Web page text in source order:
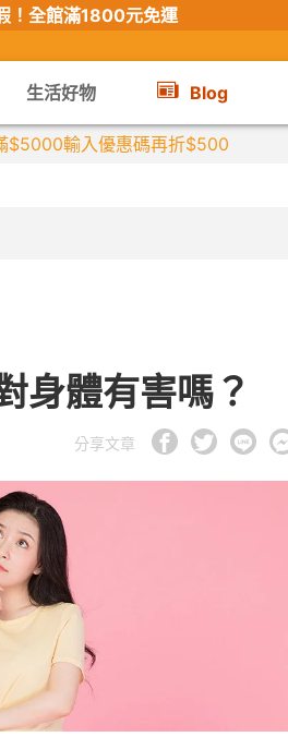
！ 全館滿1800元免運
生活好物 Blog
2件涼感衣享兒童半價
身體有害嗎？
分享文章